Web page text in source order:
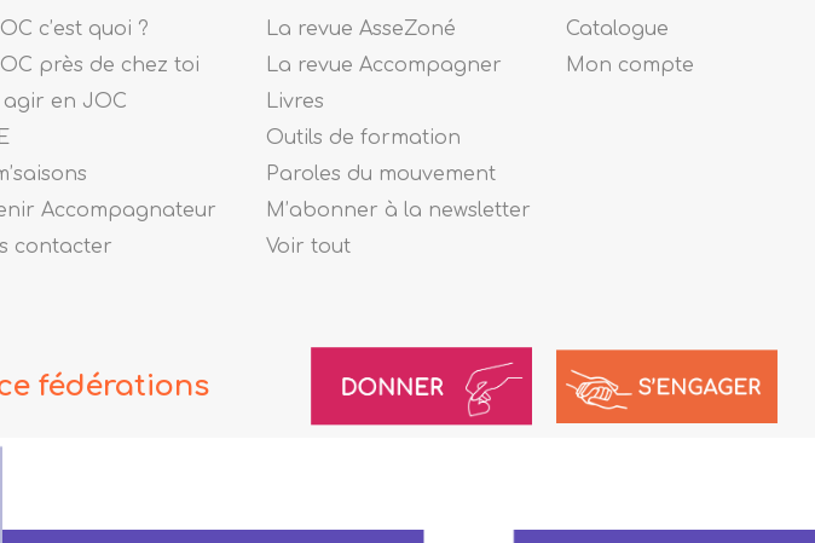
c’est quoi ?
près de chez toi
agir en JOC
Accompagnateur
contacter
La revue AsseZoné
La revue Accompagner
Livres
Outils de formation
Paroles du mouvement
M’abonner à la newsletter
Voir tout
Catalogue
Mon compte
fédérations